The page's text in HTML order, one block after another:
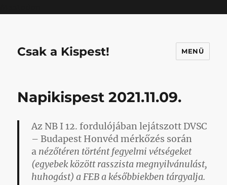
Csak a Kispest! MENÜ
Napikispest 2021.11.09.
Az NB I 12. fordulójában lejátszott DVSC
– Budapest Honvéd mérkőzés során
a nézőtéren történt fegyelmi vétségeket
(egyebek között rasszista megnyilvánulást,
huhogást) a FEB a későbbiekben tárgyalja.